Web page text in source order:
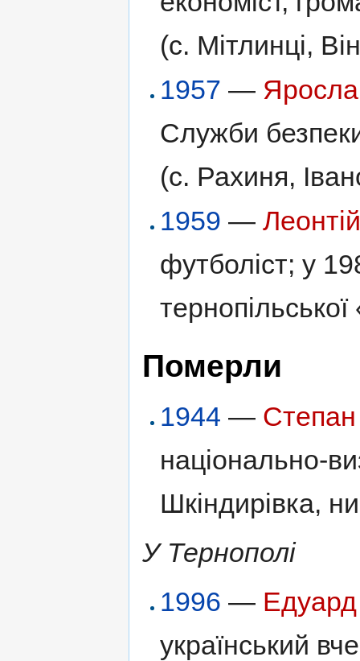
(с. Мітлинці,
1957 —
Служби
(с. Рахиня,
1959 —
футболіст; у
Померли
1944 —
національно-
Шкіндирівка,
У Тернополі
1996 —
український